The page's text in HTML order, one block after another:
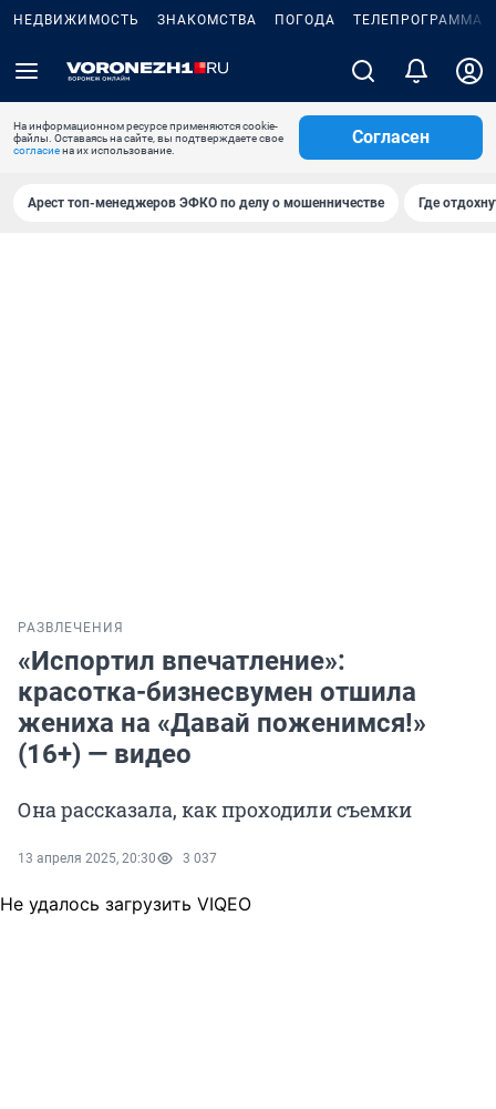
НЕДВИЖИМОСТЬ ЗНАКОМСТВА ПОГОДА ТЕЛЕПРОГРАММА
На информационном ресурсе применяются cookie-
файлы. Оставаясь на сайте, вы подтверждаете свое
согласиена их использование.
Согласен
Арест топ-менеджеров ЭФКО по делу о мошенничестве Где
РАЗВЛЕЧЕНИЯ
«Испортил впечатление»:
красотка-бизнесвумен отшила
жениха на «Давай поженимся!»
(16+) — видео
Она рассказала, как проходили съемки
13 апреля 2025, 20:30 3 037
Не удалось загрузить VIQEO